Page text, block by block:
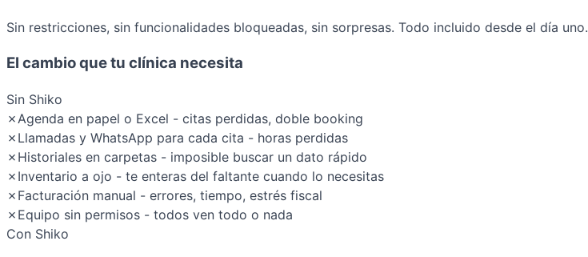
Sin restricciones, sin funcionalidades bloqueadas, sin sorpresas. Todo incluido desde el día uno.
El cambio que tu clínica necesita
Sin Shiko
✗ Agenda en papel o Excel - citas perdidas, doble booking
✗ Llamadas y WhatsApp para cada cita - horas perdidas
✗ Historiales en carpetas - imposible buscar un dato rápido
✗ Inventario a ojo - te enteras del faltante cuando lo necesitas
✗ Facturación manual - errores, tiempo, estrés fiscal
✗ Equipo sin permisos - todos ven todo o nada
Con Shiko